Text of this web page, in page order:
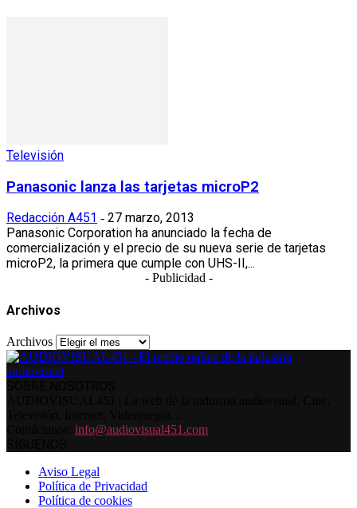
Televisión
Panasonic lanza las tarjetas microP2
Redacción A451 - 27 marzo, 2013
Panasonic Corporation ha anunciado la fecha de
comercialización y el precio de su nueva serie de tarjetas
microP2, la primera que cumple con UHS-II,...
- Publicidad -
Archivos
Archivos
info@audiovisual451.com
Aviso Legal
Política de Privacidad
Política de cookies